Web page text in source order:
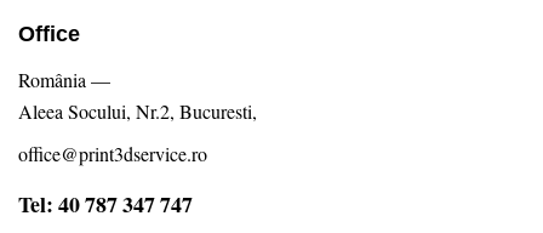
Office
România —
Aleea Socului, Nr.2, Bucuresti,
office@print3dservice.ro
Tel: 40 787 347 747